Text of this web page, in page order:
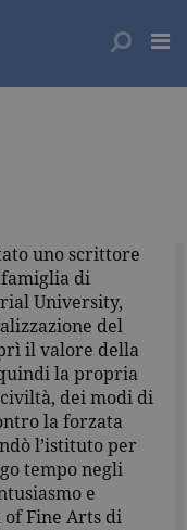
uno scrittore
famiglia di
University,
del
il valore della
la propria
dei modi di
la forzata
l’istituto per
tempo negli
e
of Fine Arts di